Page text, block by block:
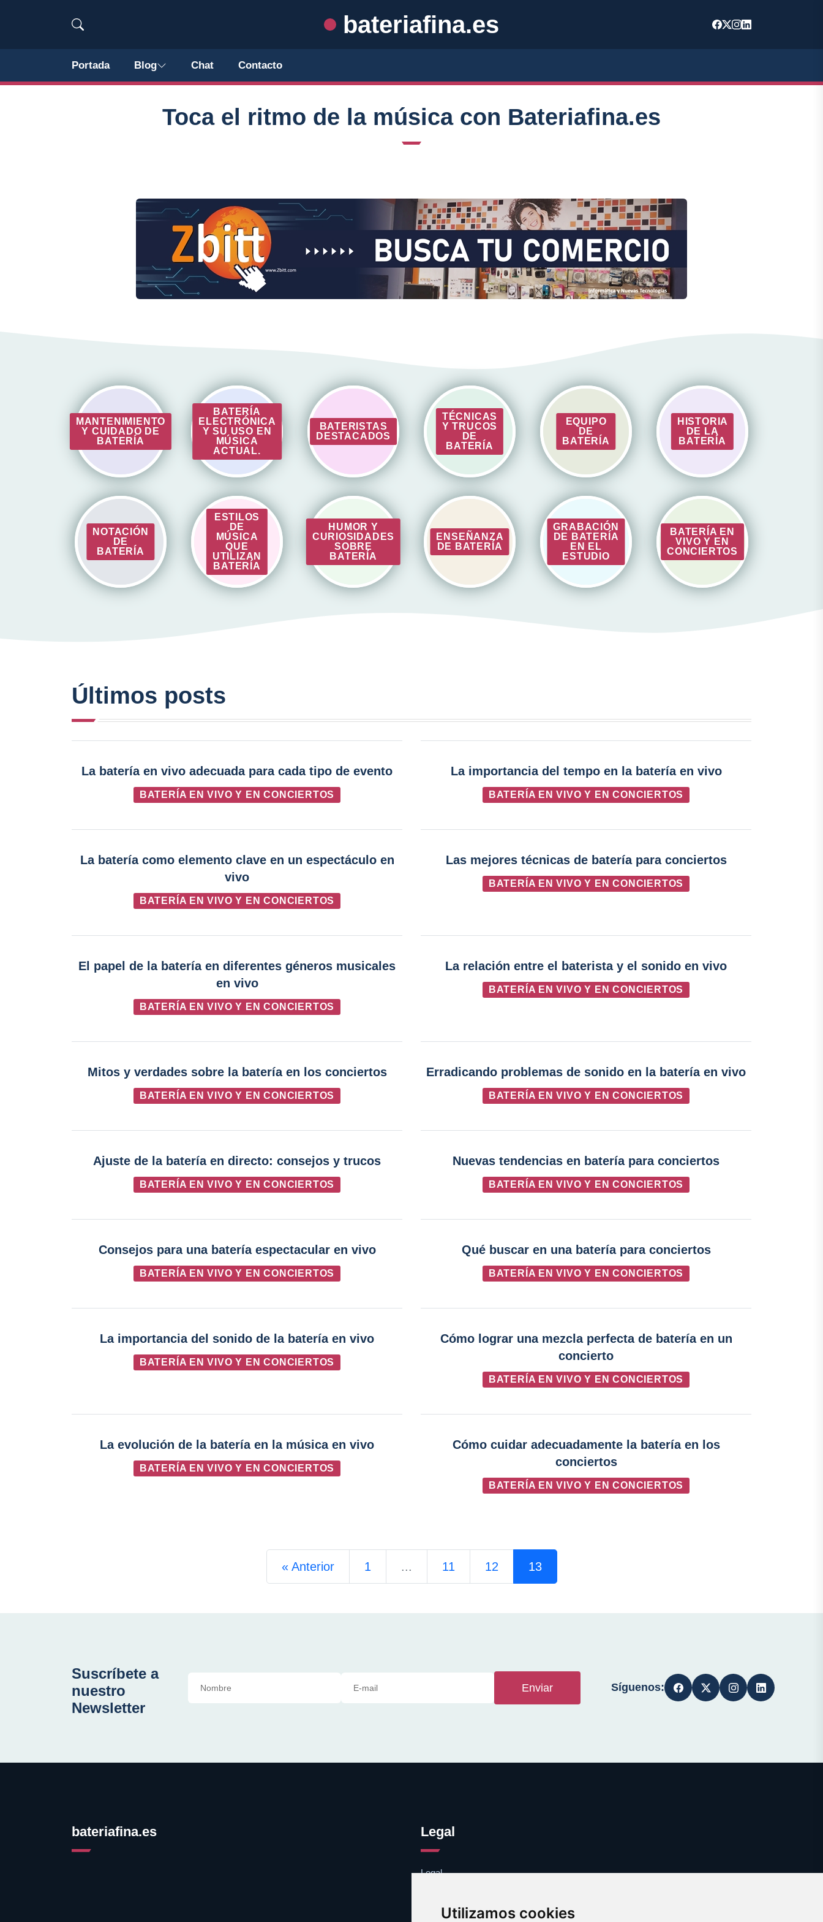
Utilizamos cookies
bateriafina.es
Portada Blog Chat Contacto
Toca el ritmo de la música con Bateriafina.es
MANTENIMIENTO
Y CUIDADO DE
BATERÍA
BATERÍA
ELECTRÓNICA
Y SU USO EN
MÚSICA
ACTUAL.
BATERISTAS
DESTACADOS
TÉCNICAS
Y TRUCOS
DE
BATERÍA
EQUIPO
DE
BATERÍA
HISTORIA
DE LA
BATERÍA
NOTACIÓN
DE
BATERÍA
ESTILOS
DE
MÚSICA
QUE
UTILIZAN
BATERÍA
HUMOR Y
CURIOSIDADES
SOBRE
BATERÍA
ENSEÑANZA
DE BATERÍA
GRABACIÓN
DE BATERÍA
EN EL
ESTUDIO
BATERÍA EN
VIVO Y EN
CONCIERTOS
Últimos posts
La batería en vivo adecuada para cada tipo de evento
BATERÍA EN VIVO Y EN CONCIERTOS
La importancia del tempo en la batería en vivo
BATERÍA EN VIVO Y EN CONCIERTOS
La batería como elemento clave en un espectáculo en
vivo
BATERÍA EN VIVO Y EN CONCIERTOS
Las mejores técnicas de batería para conciertos
BATERÍA EN VIVO Y EN CONCIERTOS
El papel de la batería en diferentes géneros musicales
en vivo
BATERÍA EN VIVO Y EN CONCIERTOS
La relación entre el baterista y el sonido en vivo
BATERÍA EN VIVO Y EN CONCIERTOS
Mitos y verdades sobre la batería en los conciertos
BATERÍA EN VIVO Y EN CONCIERTOS
Erradicando problemas de sonido en la batería en vivo
BATERÍA EN VIVO Y EN CONCIERTOS
Ajuste de la batería en directo: consejos y trucos
BATERÍA EN VIVO Y EN CONCIERTOS
Nuevas tendencias en batería para conciertos
BATERÍA EN VIVO Y EN CONCIERTOS
Consejos para una batería espectacular en vivo
BATERÍA EN VIVO Y EN CONCIERTOS
Qué buscar en una batería para conciertos
BATERÍA EN VIVO Y EN CONCIERTOS
La importancia del sonido de la batería en vivo
BATERÍA EN VIVO Y EN CONCIERTOS
Cómo lograr una mezcla perfecta de batería en un
concierto
BATERÍA EN VIVO Y EN CONCIERTOS
La evolución de la batería en la música en vivo
BATERÍA EN VIVO Y EN CONCIERTOS
Cómo cuidar adecuadamente la batería en los
conciertos
BATERÍA EN VIVO Y EN CONCIERTOS
« Anterior 1 ... 11 12 13
Suscríbete a
nuestro
Newsletter
Enviar Síguenos:
bateriafina.es Legal
Legal
Contacto